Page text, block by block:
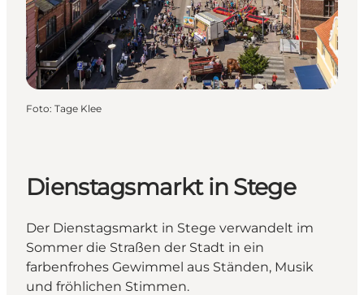
Foto: Tage Klee
Dienstagsmarkt in Stege
Der Dienstagsmarkt in Stege verwandelt im
Sommer die Straßen der Stadt in ein
farbenfrohes Gewimmel aus Ständen, Musik
und fröhlichen Stimmen.